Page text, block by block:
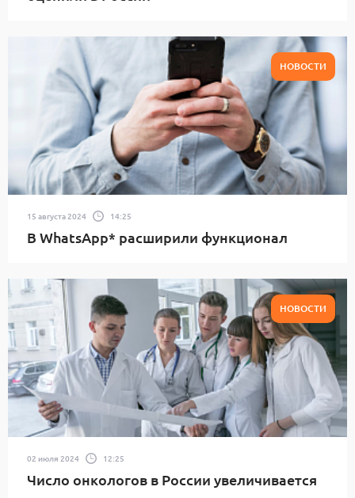
НОВОСТИ
15 августа 2024 14:25
В WhatsApp* расширили функционал
НОВОСТИ
02 июля 2024 12:25
Число онкологов в России увеличивается